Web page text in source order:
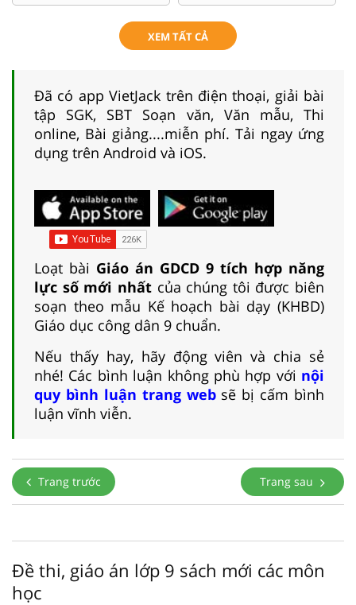
XEM TẤT CẢ
Đã có app VietJack trên điện thoại, giải bài
tập SGK, SBT Soạn văn, Văn mẫu, Thi
online, Bài giảng....miễn phí. Tải ngay ứng
dụng trên Android và iOS.
Loạt bài Giáo án GDCD 9 tích hợp năng
lực số mới nhấtcủa chúng tôi được biên
soạn theo mẫu Kế hoạch bài dạy (KHBD)
Giáo dục công dân 9 chuẩn.
Nếu thấy hay, hãy động viên và chia sẻ
nhé! Các bình luận không phù hợp với nội
quy bình luận trang websẽ bị cấm bình
luận vĩnh viễn.
Trang trước Trang sau
Đề thi, giáo án lớp 9 sách mới các môn
học